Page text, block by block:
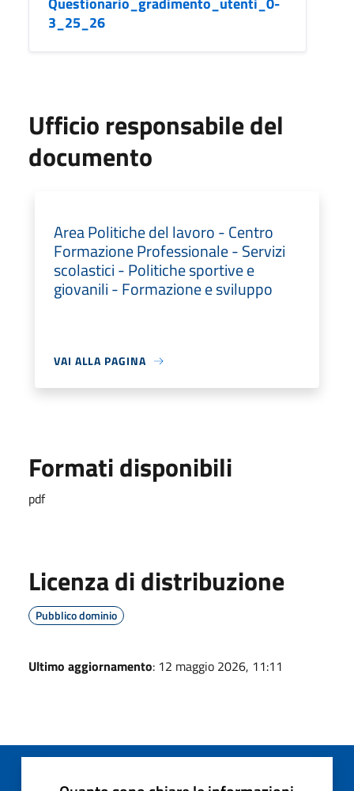
3_25_26
Ufficio responsabile del
documento
Area Politiche del lavoro - Centro
Formazione Professionale - Servizi
scolastici - Politiche sportive e
giovanili - Formazione e sviluppo
VAI ALLA PAGINA
Formati disponibili
pdf
Licenza di distribuzione
Pubblico dominio
Ultimo aggiornamento: 12 maggio 2026, 11:11